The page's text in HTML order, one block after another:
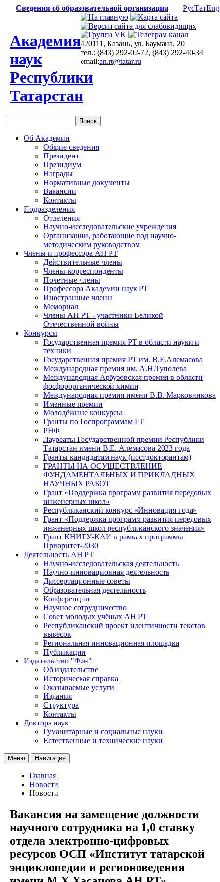
Сведения об образовательной организации РусТатEng
Академия
наук
Республики
Татарстан
420111, Казань, ул. Баумана, 20
тел.: (843) 292-02-72, (843) 292-40-34
email:an.rt@tatar.ru
Об Академии
Общие сведения
Президент
Президиум
Награды
Нормативные документы
Вакансии
Контакты
Подразделения
Отделения
Научно-исследовательские учреждения
Организации, работающие под научно-
методическим руководством
Члены и профессора АН РТ
Действительные члены
Члены-корреспонденты
Почетные члены
Профессора Академии наук РТ
Иностранные члены
Мемориал
Члены АН РТ - участники Великой
Отечественной войны
Конкурсы
Государственная премия РТ в области науки и
техники
Государственная премия РТ им. В.Е.Алемасова
Международная премия им. А.Н.Туполева
Международная Арбузовская премия в области
фосфорорганической химии
Международная премия имени В.В. Марковникова
Именные премии
Молодёжные конкурсы
Гранты по Госпрограммам РТ
РНФ
Лауреаты Государственной премии Республики
Татарстан имени В.Е. Алемасова 2023 года
Гранты кандидатам наук (постдокторантам)
ГРАНТЫ НА ОСУЩЕСТВЛЕНИЕ
ФУНДАМЕНТАЛЬНЫХ И ПРИКЛАДНЫХ
НАУЧНЫХ РАБОТ
Грант «Поддержка программ развития передовых
инженерных школ»
Республиканский конкурс «Инновация года»
Грант «Поддержка программ развития передовых
инженерных школ республиканского значения»
Грант КНИТУ-КАИ в рамках программы
Приоритет-2030
Деятельность АН РТ
Научно-исследовательская деятельность
Научно-инновационная деятельность
Диссертационные советы
Образовательная деятельность
Конференции
Научное сотрудничество
Совет молодых учёных АН РТ
Республиканский проект идентичности текстов
вывесок
Региональная инновационная площадка
Публикации
Издательство "Фән"
Об издательстве
Историческая справка
Оказываемые услуги
Издания
Структура
Контакты
Доктора наук
Гуманитарные и социальные науки
Естественные и технические науки
Меню Навигация
Главная
Новости
Новости
Вакансия на замещение должности
научного сотрудника на 1,0 ставку
отдела электронно-цифровых
ресурсов ОСП «Институт татарской
энциклопедии и регионоведения